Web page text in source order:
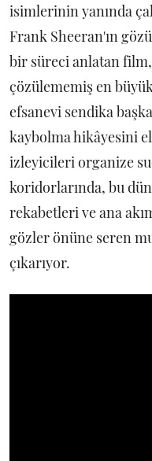
isimlerinin yanında
Frank Sheeran'ın
bir süreci anlatan
çözülememiş en
efsanevi sendika
kaybolma hikâyesini
izleyicileri organize
koridorlarında, bu
rekabetleri ve ana
gözler önüne seren
çıkarıyor.